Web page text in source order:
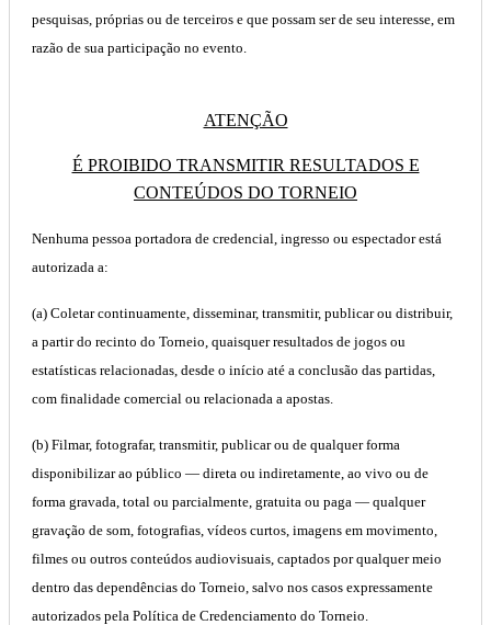
pesquisas, próprias ou de terceiros e que possam ser de seu interesse, em
razão de sua participação no evento.
ATENÇÃO
É PROIBIDO TRANSMITIR RESULTADOS E
CONTEÚDOS DO TORNEIO
Nenhuma pessoa portadora de credencial, ingresso ou espectador está
autorizada a:
(a) Coletar continuamente, disseminar, transmitir, publicar ou distribuir,
a partir do recinto do Torneio, quaisquer resultados de jogos ou
estatísticas relacionadas, desde o início até a conclusão das partidas,
com finalidade comercial ou relacionada a apostas.
(b) Filmar, fotografar, transmitir, publicar ou de qualquer forma
disponibilizar ao público — direta ou indiretamente, ao vivo ou de
forma gravada, total ou parcialmente, gratuita ou paga — qualquer
gravação de som, fotografias, vídeos curtos, imagens em movimento,
filmes ou outros conteúdos audiovisuais, captados por qualquer meio
dentro das dependências do Torneio, salvo nos casos expressamente
autorizados pela Política de Credenciamento do Torneio.